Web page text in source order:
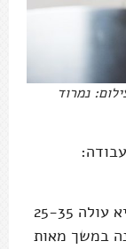
נמרוד
אותה ניתן לקנות בכל חנות כלי בית, והיא עולה 25-35
במשך מאות